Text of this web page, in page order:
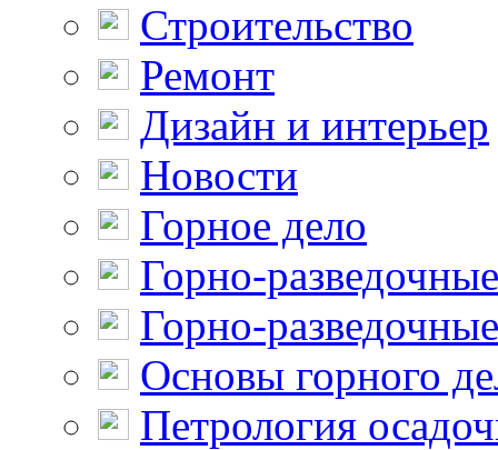
Строительство
Ремонт
Дизайн и интерьер
Новости
Горное дело
Горно-
Горно-
Основы горного
Петрология